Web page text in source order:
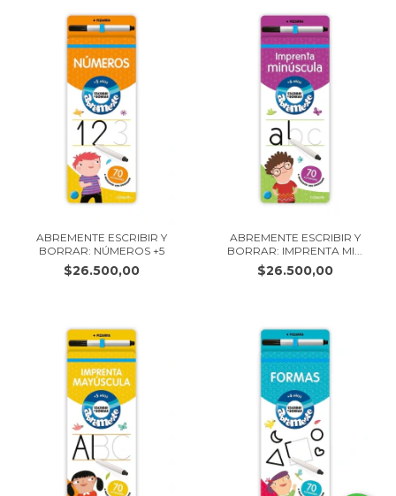
ABREMENTE ESCRIBIR Y
BORRAR: NÚMEROS +5
$26.500,00
ABREMENTE ESCRIBIR Y
BORRAR: IMPRENTA MI...
$26.500,00